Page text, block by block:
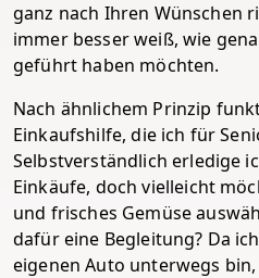
ganz nach Ihren Wünschen
immer besser weiß, wie
geführt haben möchten.
Nach ähnlichem Prinzip
Einkaufshilfe, die ich für
Selbstverständlich erledige
Einkäufe, doch vielleicht
und frisches Gemüse
dafür eine Begleitung? Da
eigenen Auto unterwegs